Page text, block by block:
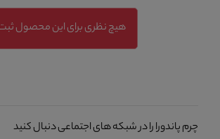
هیچ نظری برای این محصول
چرم پاندورا را در شبکه های اجتماعی دنبال کنید